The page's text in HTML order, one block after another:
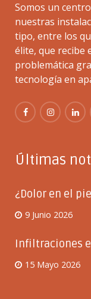
Somos un
nuestras
tipo, entre los
élite, que recibe
problemática
tecnología en
Últimas
¿Dolor en el
9 Junio 2026
Infiltraciones
15 Mayo 2026